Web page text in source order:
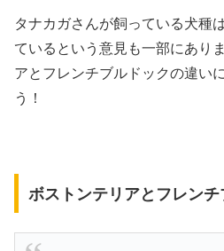
タナカガさんが飼っている犬種
ているという意見も一部にあり
アとフレンチブルドックの違い
う！
ボストンテリアとフレンチ